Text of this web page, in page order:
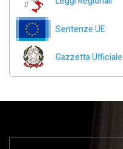
Sentenze UE
Gazzetta Ufficiale